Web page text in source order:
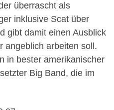
überrascht als
inklusive Scat über
gibt damit einen Ausblick
angeblich arbeiten soll.
in bester amerikanischer
Big Band, die im